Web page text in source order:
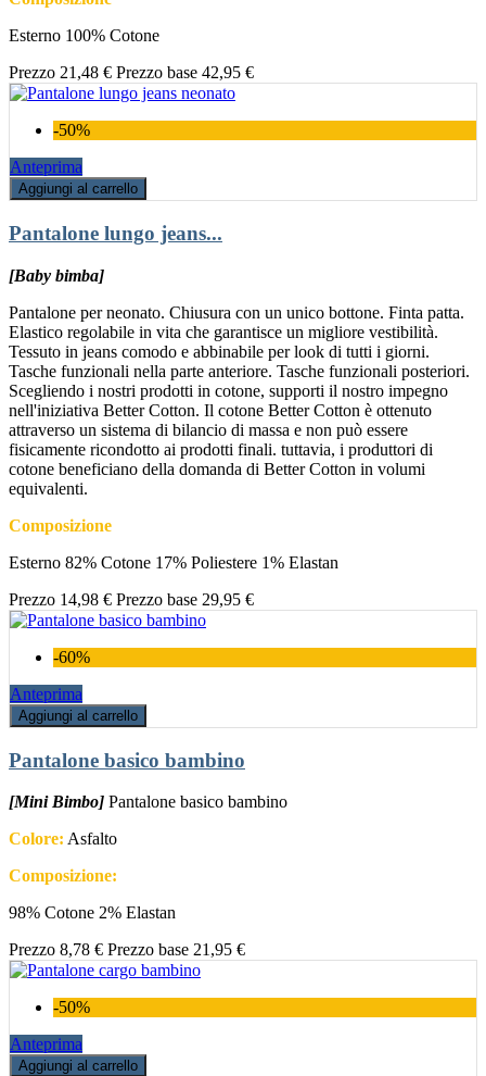
Esterno 100% Cotone
Prezzo 21,48 € Prezzo base 42,95 €
-50%
Anteprima
Aggiungi al carrello
Pantalone lungo jeans...
[Baby bimba]
Pantalone per neonato. Chiusura con un unico bottone. Finta patta.
Elastico regolabile in vita che garantisce un migliore vestibilità.
Tessuto in jeans comodo e abbinabile per look di tutti i giorni.
Tasche funzionali nella parte anteriore. Tasche funzionali posteriori.
Scegliendo i nostri prodotti in cotone, supporti il nostro impegno
nell'iniziativa Better Cotton. Il cotone Better Cotton è ottenuto
attraverso un sistema di bilancio di massa e non può essere
fisicamente ricondotto ai prodotti finali. tuttavia, i produttori di
cotone beneficiano della domanda di Better Cotton in volumi
equivalenti.
Composizione
Esterno 82% Cotone 17% Poliestere 1% Elastan
Prezzo 14,98 € Prezzo base 29,95 €
-60%
Anteprima
Aggiungi al carrello
Pantalone basico bambino
[Mini Bimbo] Pantalone basico bambino
Colore: Asfalto
Composizione:
98% Cotone 2% Elastan
Prezzo 8,78 € Prezzo base 21,95 €
-50%
Anteprima
Aggiungi al carrello